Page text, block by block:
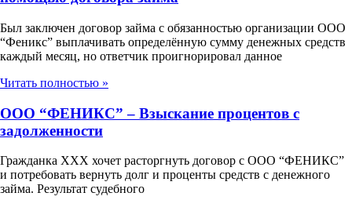
Был заключен договор займа с обязанностью организации ООО
“Феникс” выплачивать определённую сумму денежных средств
каждый месяц, но ответчик проигнорировал данное
Читать полностью »
ООО “ФЕНИКС” – Взыскание процентов с
задолженности
Гражданка ХХХ хочет расторгнуть договор с ООО “ФЕНИКС”
и потребовать вернуть долг и проценты средств с денежного
займа. Результат судебного